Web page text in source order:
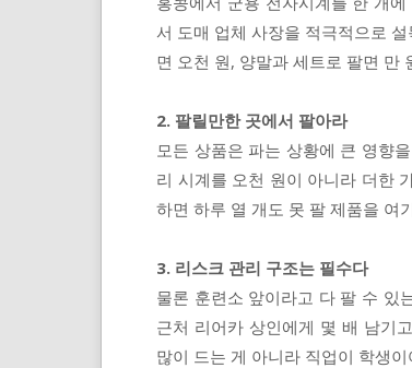
서 도매 업체 사장을 적극적으로
면 오천 원, 양말과 세트로 팔면 만
2. 팔릴만한 곳에서 팔아라
모든 상품은 파는 상황에 큰 영향
리 시계를 오천 원이 아니라 더한
하면 하루 열 개도 못 팔 제품을 여
3. 리스크 관리 구조는 필수다
물론 훈련소 앞이라고 다 팔 수 있
근처 리어카 상인에게 몇 배 남기
많이 드는 게 아니라 직업이 학생